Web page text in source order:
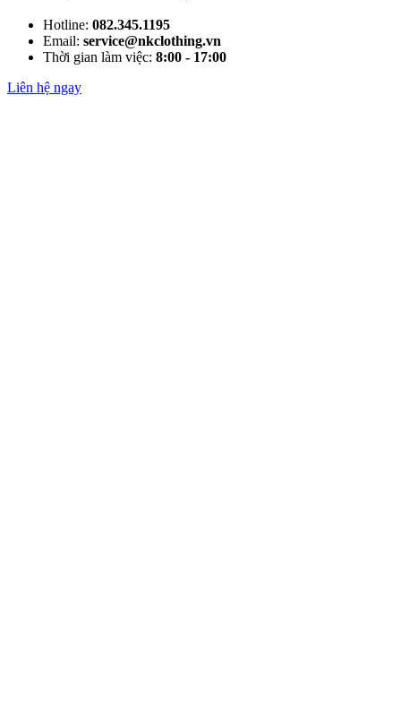
Hotline: 082.345.1195
Email: service@nkclothing.vn
Thời gian làm việc: 8:00 - 17:00
Liên hệ ngay